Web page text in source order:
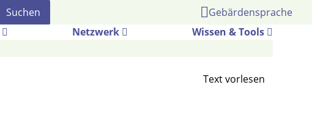
Gebärdensprache
Netzwerk Wissen & Tools